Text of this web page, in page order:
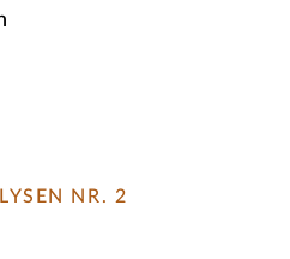
NR. 2